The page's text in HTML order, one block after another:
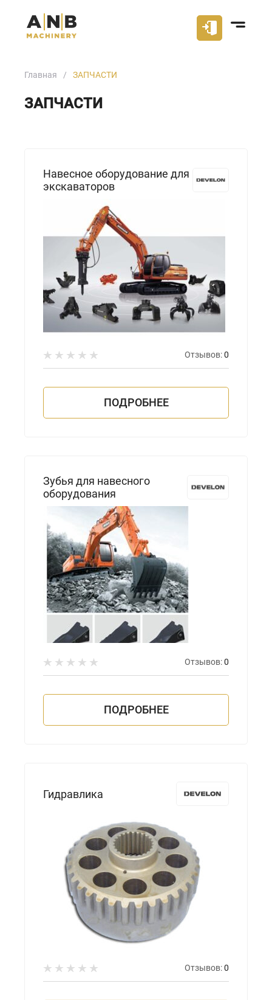
Главная ЗАПЧАСТИ
ЗАПЧАСТИ
Навесное оборудование для
экскаваторов
Отзывов:0
ПОДРОБНЕЕ
Зубья для навесного
оборудования
Отзывов:0
ПОДРОБНЕЕ
Гидравлика
Отзывов:0